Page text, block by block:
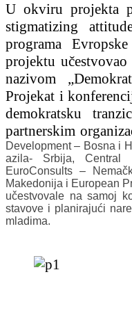
U okviru projekta
stigmatizing
programa
projektu
nazivom
Projekat i
demokratsku
partnerskim
Development – Bosna i
azila- Srbija, Central
EuroConsults –
Makedonija i European
učestvovale na samoj
stavove i planirajući
mladima.